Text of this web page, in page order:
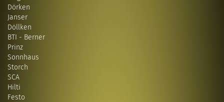
Dörken
Janser
Döllken
BTI - Berner
Prinz
Sonnhaus
Storch
SCA
Hilti
Festo